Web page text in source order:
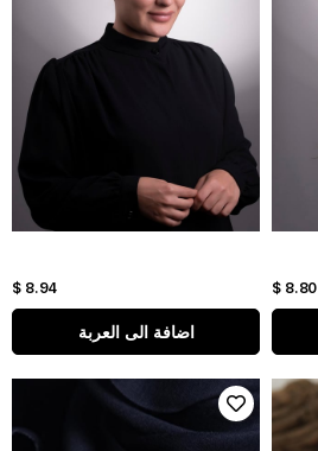
$ 8.94
اضافة الى العربة
$ 8.80